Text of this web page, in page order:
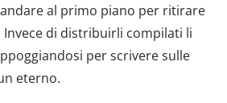
al primo piano per ritirare
Invece di distribuirli compilati li
per scrivere sulle
eterno.